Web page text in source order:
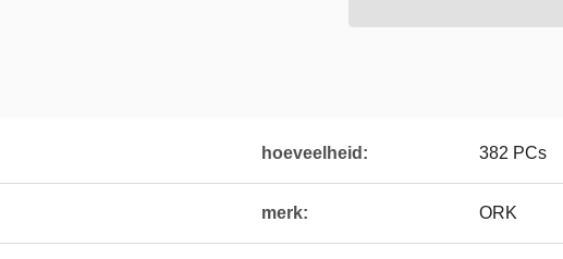
hoeveelheid: 382 PCs
merk: ORK